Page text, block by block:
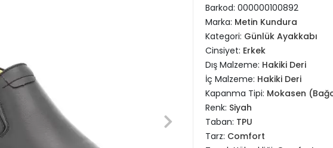
Barkod: 000000100892
Marka: Metin Kundura
Kategori: Günlük Ayakkabı
Cinsiyet: Erkek
Dış Malzeme: Hakiki Deri
İç Malzeme: Hakiki Deri
Kapanma Tipi: Mokasen
Renk: Siyah
Taban: TPU
Tarz: Comfort